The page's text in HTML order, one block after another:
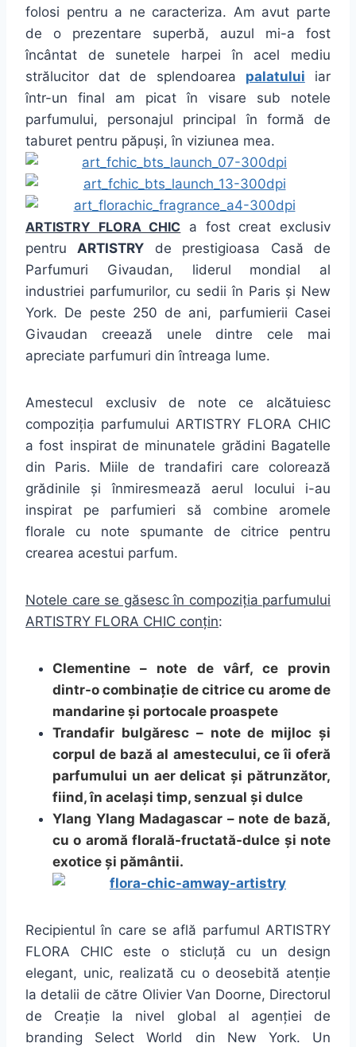
folosi pentru a ne caracteriza. Am avut parte
de o prezentare superbă, auzul mi-a fost
încântat de sunetele harpei în acel mediu
strălucitor dat de splendoarea palatului iar
într-un final am picat în visare sub notele
parfumului, personajul principal în formă de
taburet pentru păpuși, în viziunea mea.
ARTISTRY FLORA CHIC a fost creat exclusiv
pentruARTISTRY de prestigioasa Casă de
Parfumuri Givaudan, liderul mondial al
industriei parfumurilor, cu sedii în Paris și New
York. De peste 250 de ani, parfumierii Casei
Givaudan creează unele dintre cele mai
apreciate parfumuri din întreaga lume.
Amestecul exclusiv de note ce alcătuiesc
compoziția parfumului ARTISTRY FLORA CHIC
a fost inspirat de minunatele grădini Bagatelle
din Paris. Miile de trandafiri care colorează
grădinile și înmiresmează aerul locului i-au
inspirat pe parfumieri să combine aromele
florale cu note spumante de citrice pentru
crearea acestui parfum.
Notele care se găsesc în compoziția parfumului
ARTISTRY FLORA CHIC conțin:
Clementine – note de vârf, ce provin
dintr-o combinație de citrice cu arome de
mandarine și portocale proaspete
Trandafir bulgăresc – note de mijloc și
corpul de bază al amestecului, ce îi oferă
parfumului un aer delicat și pătrunzător,
fiind, în același timp, senzual și dulce
Ylang Ylang Madagascar – note de bază,
cu o aromă florală-fructată-dulce și note
exotice și pământii.
Recipientul în care se află parfumul ARTISTRY
FLORA CHIC este o sticluță cu un design
elegant, unic, realizată cu o deosebită atenție
la detalii de către Olivier Van Doorne, Directorul
de Creație la nivel global al agenției de
branding Select World din New York. Un